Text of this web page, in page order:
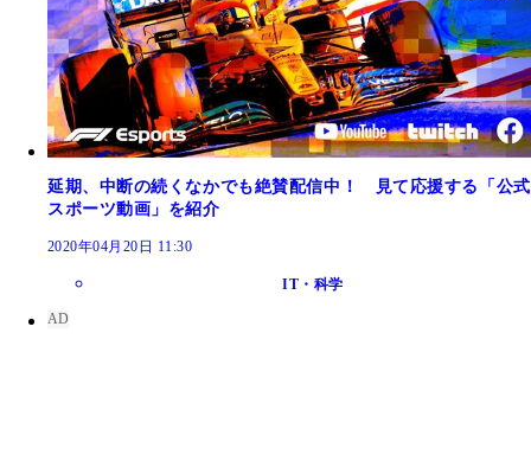
延期、中断の続くなかでも絶賛配信中！ 見て応援する「公式
スポーツ動画」を紹介
2020年04月20日 11:30
IT・科学